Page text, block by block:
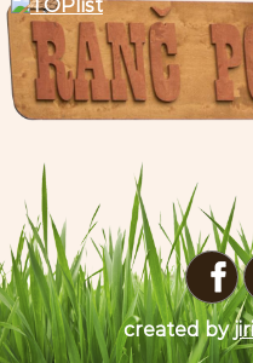
created by